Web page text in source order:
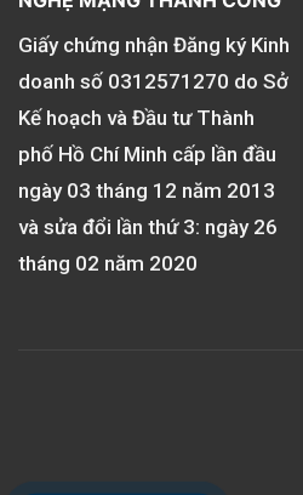
Giấy chứng nhận Đăng ký Kinh
doanh số 0312571270 do Sở
Kế hoạch và Đầu tư Thành
phố Hồ Chí Minh cấp lần đầu
ngày 03 tháng 12 năm 2013
và sửa đổi lần thứ 3: ngày 26
tháng 02 năm 2020